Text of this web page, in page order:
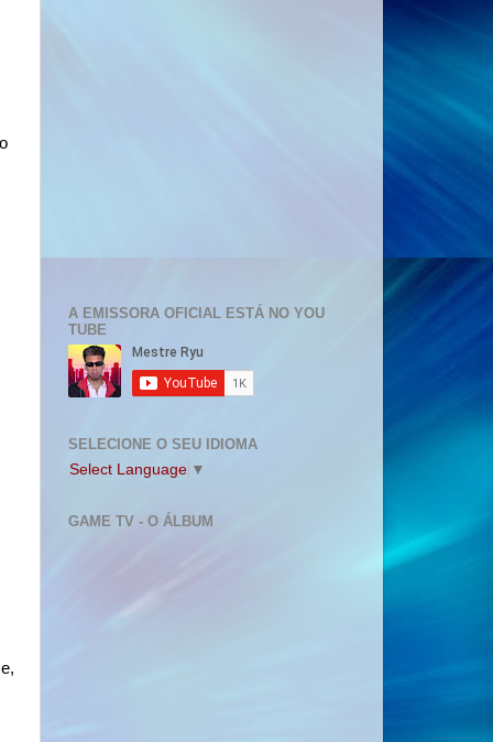
A EMISSORA OFICIAL ESTÁ NO YOU
TUBE
SELECIONE O SEU IDIOMA
Select Language ▼
GAME TV - O ÁLBUM